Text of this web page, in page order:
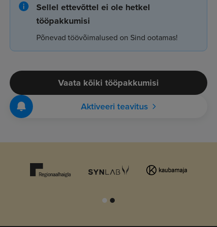
Sellel ettevõttel ei ole hetkel
tööpakkumisi
Põnevad töövõimalused on Sind ootamas!
Vaata kõiki tööpakkumisi
Aktiveeri teavitus